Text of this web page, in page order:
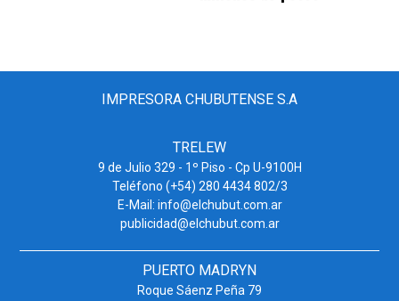
IMPRESORA CHUBUTENSE S.A
TRELEW
9 de Julio 329 - 1º Piso - Cp U-9100H
Teléfono (+54) 280 4434 802/3
E-Mail: info@elchubut.com.ar
publicidad@elchubut.com.ar
PUERTO MADRYN
Roque Sáenz Peña 79